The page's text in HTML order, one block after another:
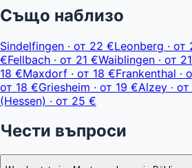
+
Също наблизо
Sindelfingen · от 22 €Leonberg · от
€Fellbach · от 21 €Waiblingen · от
18 €Maxdorf · от 18 €Frankenthal ·
от 18 €Griesheim · от 19 €Alzey · от
(Hessen) · от 25 €
Чести въпроси